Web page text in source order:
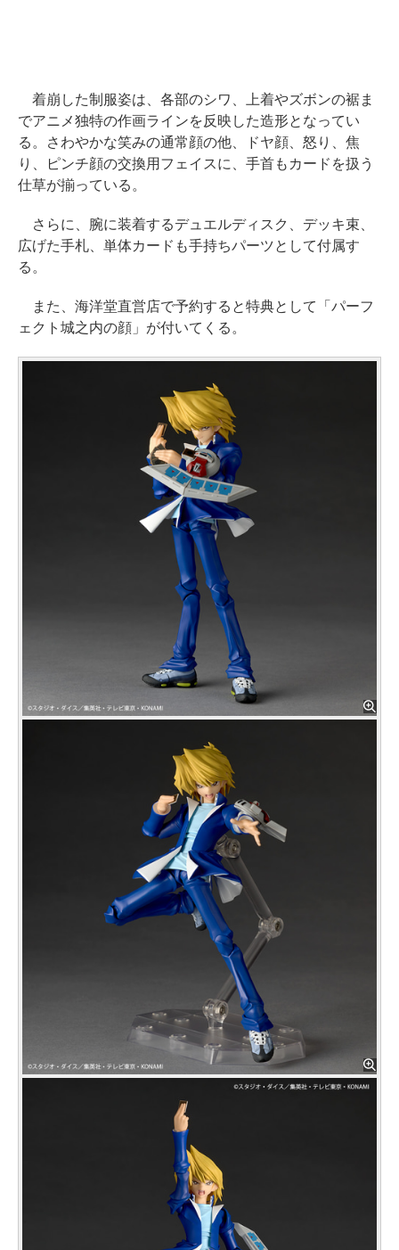
着崩した制服姿は、各部のシワ、上着やズボンの裾ま
でアニメ独特の作画ラインを反映した造形となってい
る。さわやかな笑みの通常顔の他、ドヤ顔、怒り、焦
り、ピンチ顔の交換用フェイスに、手首もカードを扱う
仕草が揃っている。
さらに、腕に装着するデュエルディスク、デッキ束、
広げた手札、単体カードも手持ちパーツとして付属す
る。
また、海洋堂直営店で予約すると特典として「パーフ
ェクト城之内の顔」が付いてくる。